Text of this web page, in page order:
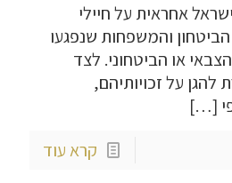
אחראית על חיילי
והמשפחות שנפגעו
או הביטחוני. לצד
להגן על זכויותיהם,
[…]
קרא עוד